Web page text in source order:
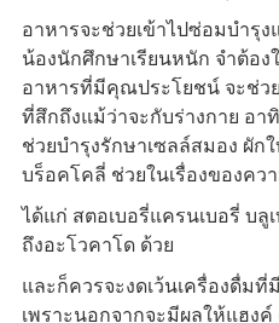
อาหารจะช่วยเข้าไปซ่อมบำรุง
น้องนักศึกษาเรียนหนัก จำต้อ
อาหารที่มีคุณประโยชน์ จะช่ว
ที่สึกถึงแม้ว่าจะกับร่างกาย อา
ช่วยบำรุงรักษาเซลล์สมอง ผัก
บร็อคโคลี่ ช่วยในเรื่องของคว
ได้แก่ สตอเบอรี่แครนเบอรี่ บลู
ถึงอะโวคาโด ด้วย
และก็ควรจะงดเว้นเครื่องดื่ม
เพราะนอกจากจะมีผลให้แฮงค์